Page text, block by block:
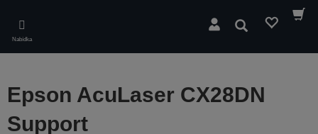
main
content
Nabídka
Hledat
Epson AcuLaser CX28DN
Support